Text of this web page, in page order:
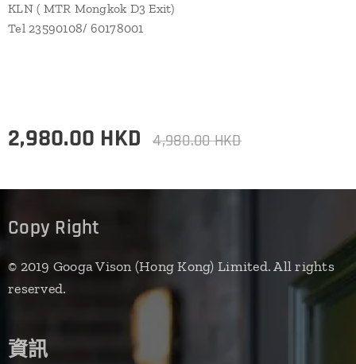
KLN ( MTR Mongkok D3 Exit)
Tel 23590108/ 60178001
2,980.00 HKD 4,980.00HKD
Copy Right
© 2019 Googa Vison (Hong Kong) Limited. All rights
reserved.
資訊